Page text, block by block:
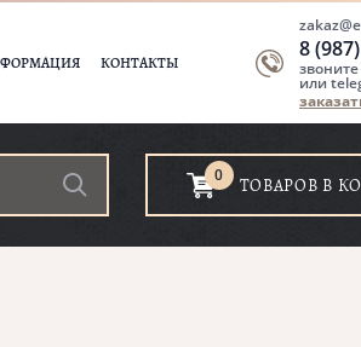
КОНТАКТЫ
8
или
0 ТОВАРОВ В